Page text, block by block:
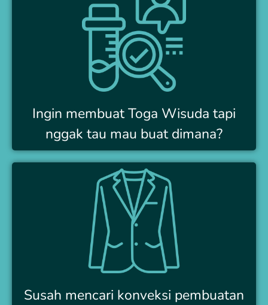
Ingin membuat Toga Wisuda tapi
nggak tau mau buat dimana?
Susah mencari konveksi pembuatan